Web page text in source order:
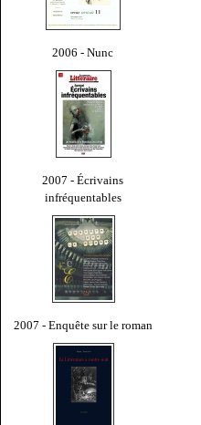
2006 - Nunc
2007 - Écrivains
infréquentables
2007 - Enquête sur le roman